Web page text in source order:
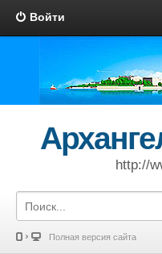
Войти
http://
Полная версия сайта